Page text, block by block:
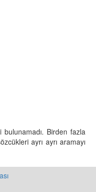
bulunamadı. Birden fazla
ayrı ayrı aramayı